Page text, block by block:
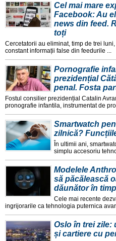
Cel mai mare
Facebook: Au
news din feed.
toți
Cercetatorii au eliminat, timp de trei
constant informații false din feedurile ...
Pornografie
prezidențial
penal. Fosta
Fostul consilier prezidențial Catalin
pronografie infantila, instrumentat de
Smartwatch
zilnică?
În ultimii ani,
simplu accesoriu
Modelele
să păcălească
dăunător în
Cele mai recente
ingrijorarile ca tehnologia puternica
Oslo în trei zile:
și cartiere cu